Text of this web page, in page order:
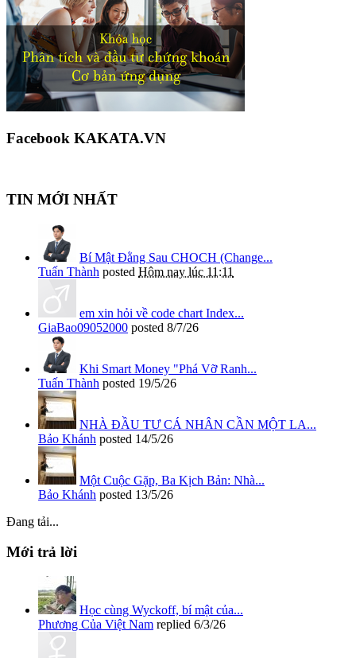
Facebook KAKATA.VN
TIN MỚI NHẤT
Bí Mật Đằng Sau CHOCH (Change...
Tuấn Thành posted Hôm nay lúc 11:11
em xin hỏi về code chart Index...
GiaBao09052000 posted 8/7/26
Khi Smart Money "Phá Vỡ Ranh...
Tuấn Thành posted 19/5/26
NHÀ ĐẦU TƯ CÁ NHÂN CẦN MỘT LA...
Bảo Khánh posted 14/5/26
Một Cuộc Gặp, Ba Kịch Bản: Nhà...
Bảo Khánh posted 13/5/26
Đang tải...
Mới trả lời
Học cùng Wyckoff, bí mật của...
Phương Của Việt Nam replied 6/3/26